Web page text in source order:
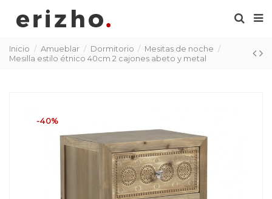
Inicio Amueblar Dormitorio
Mesitas de noche
Mesilla estilo étnico 40cm 2 cajones abeto y metal
-40%